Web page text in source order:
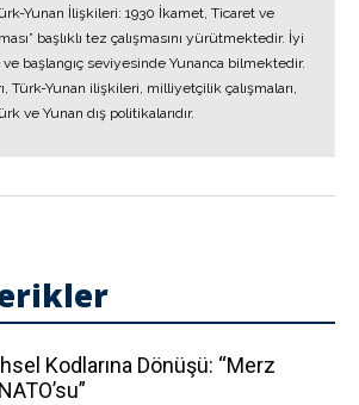
Yunan İlişkileri: 1930 İkamet, Ticaret ve
başlıklı tez çalışmasını yürütmektedir. İyi
başlangıç seviyesinde Yunanca bilmektedir.
Türk-Yunan ilişkileri, milliyetçilik çalışmaları,
ve Yunan dış politikalarıdır.
Kodlarına Dönüşü: “Merz